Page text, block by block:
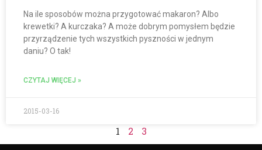
Na ile sposobów można przygotować makaron? Albo
krewetki? A kurczaka? A może dobrym pomysłem będzie
przyrządzenie tych wszystkich pyszności w jednym
daniu? O tak!
CZYTAJ WIĘCEJ »
2015-03-16
1 2 3